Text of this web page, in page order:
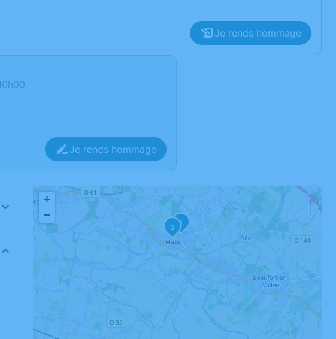
Je rends hommage
Je rends hommage
1
2
+
−